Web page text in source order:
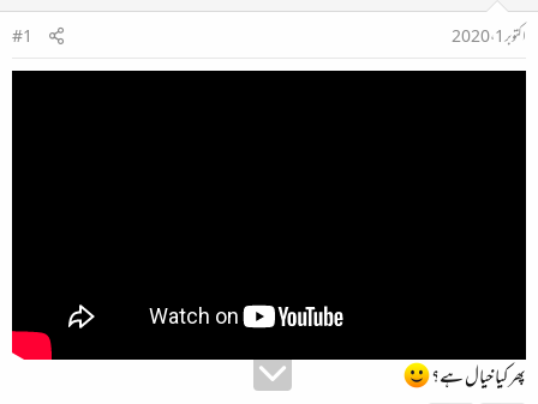
اکتوبر 1، 2020
#1
پھر کیا خیال ہے؟